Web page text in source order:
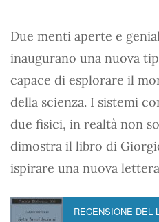
Due menti aperte e
inaugurano una nuova
capace di esplorare il
della scienza. I sistemi
due fisici, in realtà non
dimostra il libro di
ispirare una nuova
RECENSIONE DEL